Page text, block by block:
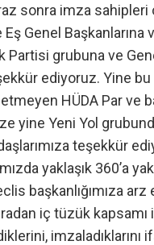
sonra imza sahipleri
Genel Başkanlarına
Partisi grubuna ve
ediyoruz. Yine
HÜDA Par ve
yine Yeni Yol
teşekkür
yaklaşık 360’a
başkanlığımıza arz
iç tüzük kapsamı
imzaladıklarını